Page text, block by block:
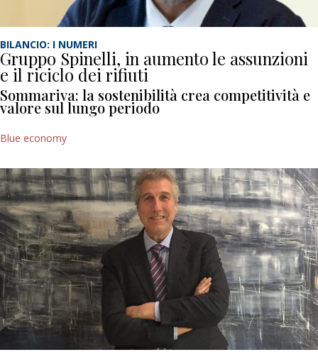
BILANCIO: I NUMERI
Gruppo Spinelli, in aumento le assunzioni
e il riciclo dei rifiuti
Sommariva: la sostenibilità crea competitività e
valore sul lungo periodo
Blue economy